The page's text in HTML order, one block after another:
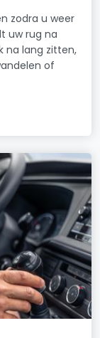
zodra u weer
uw rug na
na lang zitten,
of